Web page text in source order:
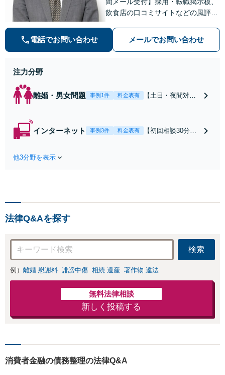
飲食店の口コミサイトなどの風評被
の種類を問わず相談可。可能な限り
早期対応で駆けつけサポート【労
電話でお問い合わせ メールでお問い合わせ
注力分野
離婚・男女問題 事例1件 料金表有
【土日・夜間対応
れたら、サインす
インターネット 事例3件 料金表有
【初回相談30分無
お店の風評被害対
応可：開示請求の
意見照会が来たと
きの対処法、被害
者との示談交渉
他3分野を表示
法律Q&Aを探す
検索
例） 離婚 慰謝料 誹謗中傷 相続 遺産 著作物 違法
無料法律相談
新しく投稿する
消費者金融の債務整理の法律Q&A